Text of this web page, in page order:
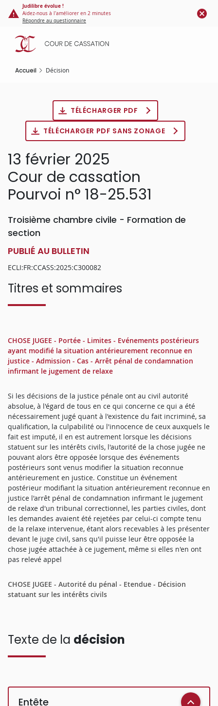
Panneau de gestion des cookies
contenu
principal
Judilibre évolue !
Aidez-nous à l'améliorer en 2 minutes
Répondre au questionnaire
Accueil Décision
TÉLÉCHARGER PDF
TÉLÉCHARGER PDF SANS ZONAGE
13 février 2025
Cour de cassation
Pourvoi n° 18-25.531
Troisième chambre civile - Formation de
section
PUBLIÉ AU BULLETIN
ECLI:FR:CCASS:2025:C300082
Titres et sommaires
CHOSE JUGEE - Portée - Limites - Evénements postérieurs
ayant modifié la situation antérieurement reconnue en
justice - Admission - Cas - Arrêt pénal de condamnation
infirmant le jugement de relaxe
Si les décisions de la justice pénale ont au civil autorité
absolue, à l'égard de tous en ce qui concerne ce qui a été
nécessairement jugé quant à l'existence du fait incriminé, sa
qualification, la culpabilité ou l'innocence de ceux auxquels le
fait est imputé, il en est autrement lorsque les décisions
statuent sur les intérêts civils, l'autorité de la chose jugée ne
pouvant alors être opposée lorsque des événements
postérieurs sont venus modifier la situation reconnue
antérieurement en justice. Constitue un événement
postérieur modifiant la situation antérieurement reconnue en
justice l'arrêt pénal de condamnation infirmant le jugement
de relaxe d'un tribunal correctionnel, les parties civiles, dont
les demandes avaient été rejetées par celui-ci compte tenu
de la relaxe intervenue, étant alors recevables à les présenter
devant le juge civil, sans qu'il puisse leur être opposée la
chose jugée attachée à ce jugement, même si elles n'en ont
pas relevé appel
CHOSE JUGEE - Autorité du pénal - Etendue - Décision
statuant sur les intérêts civils
Texte de la décision
Entête